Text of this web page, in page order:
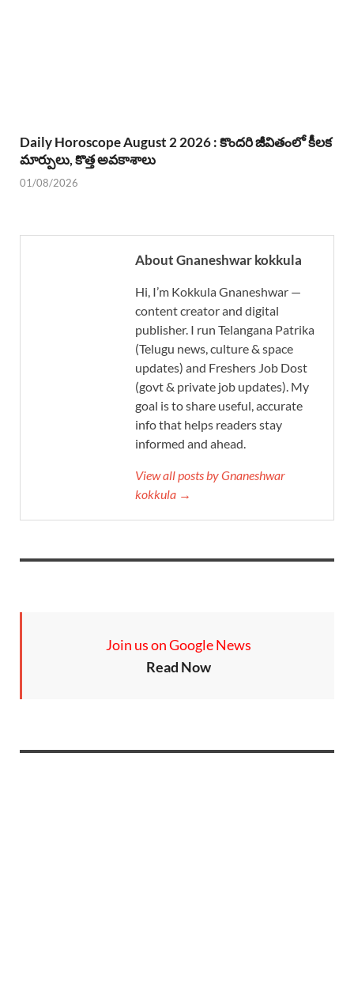
Daily Horoscope August 2 2026 : కొందరి జీవితంలో కీలక
మార్పులు, కొత్త అవకాశాలు
01/08/2026
About Gnaneshwar kokkula
Hi, I’m Kokkula Gnaneshwar —
content creator and digital
publisher. I run Telangana Patrika
(Telugu news, culture & space
updates) and Freshers Job Dost
(govt & private job updates). My
goal is to share useful, accurate
info that helps readers stay
informed and ahead.
View all posts by Gnaneshwar
kokkula →
Join us on Google News
Read Now